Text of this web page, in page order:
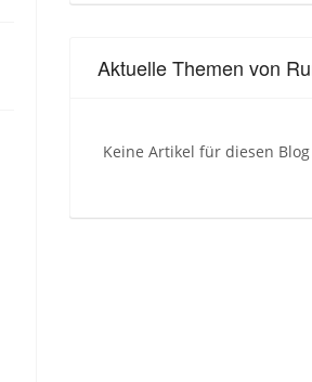
Aktuelle Themen von
Keine Artikel für diesen